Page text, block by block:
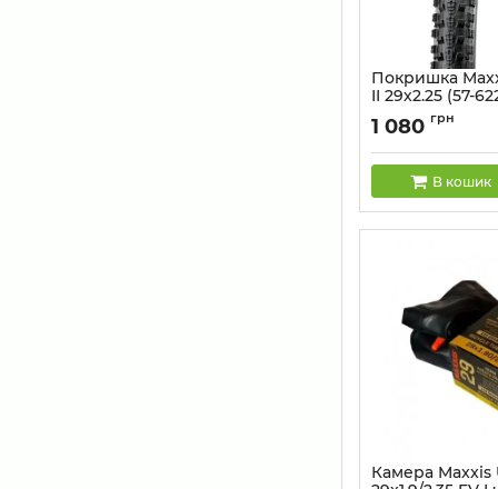
Покришка
II 29х2.25 (57-
Артикул: 52968451
1 080 грн
В кошик
Камера